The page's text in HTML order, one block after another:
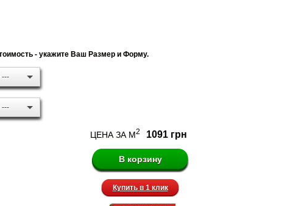
- укажите Ваш Размер и Форму.
---
---
ЦЕНА ЗА М2 1091 грн
Купить в 1 клик